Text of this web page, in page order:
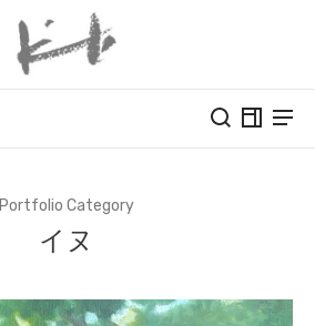
Portfolio Category
イヌ